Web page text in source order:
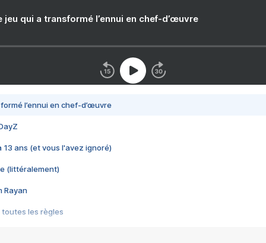
jeu qui a transformé l’ennui en chef-d’œuvre
l’ennui en chef-d’œuvre
13 ans (et vous l'avez ignoré)
(littéralement)
Rayan
toutes les règles